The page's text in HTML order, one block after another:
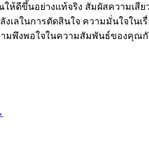
ดีขึ้นอย่างแท้จริง สัมผัสความเสี
เลในการตัดสินใจ ความมั่นใจใ
มพึงพอใจในความสัมพันธ์ของคุณ